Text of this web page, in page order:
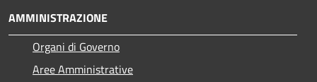
AMMINISTRAZIONE
Organi di Governo
Aree Amministrative